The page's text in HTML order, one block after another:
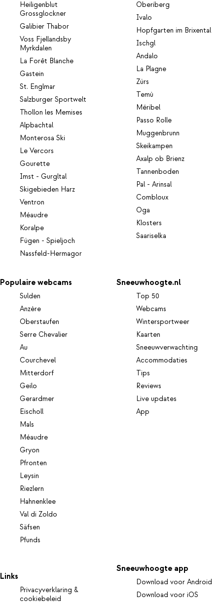
Heiligenblut
Grossglockner
Galibier Thabor
Voss Fjellandsby
Myrkdalen
La Forêt Blanche
Gastein
St. Englmar
Salzburger Sportwelt
Thollon les Memises
Alpbachtal
Monterosa Ski
Le Vercors
Gourette
Imst - Gurgltal
Skigebieden Harz
Ventron
Méaudre
Koralpe
Fügen - Spieljoch
Nassfeld-Hermagor
Oberiberg
Ivalo
Hopfgarten im Brixental
Ischgl
Andalo
La Plagne
Zürs
Temù
Méribel
Passo Rolle
Muggenbrunn
Skeikampen
Axalp ob Brienz
Tannenboden
Pal - Arinsal
Combloux
Oga
Klosters
Saariselka
Populaire webcams
Sulden
Anzère
Oberstaufen
Serre Chevalier
Au
Courchevel
Mitterdorf
Geilo
Gerardmer
Eischoll
Mals
Méaudre
Gryon
Pfronten
Leysin
Riezlern
Hahnenklee
Val di Zoldo
Säfsen
Pfunds
Sneeuwhoogte.nl
Top 50
Webcams
Wintersportweer
Kaarten
Sneeuwverwachting
Accommodaties
Tips
Reviews
Live updates
App
Links
Privacyverklaring &
cookiebeleid
Sneeuwhoogte app
Download voor Android
Download voor iOS